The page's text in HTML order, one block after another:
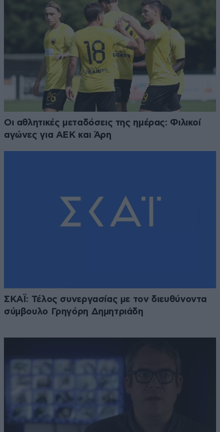
Οι αθλητικές μεταδόσεις της ημέρας: Φιλικοί
αγώνες για ΑΕΚ και Άρη
ΣΚΑΪ: Τέλος συνεργασίας με τον διευθύνοντα
σύμβουλο Γρηγόρη Δημητριάδη